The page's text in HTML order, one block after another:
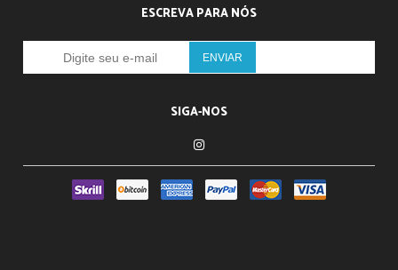
ESCREVA PARA NÓS
SIGA-NOS